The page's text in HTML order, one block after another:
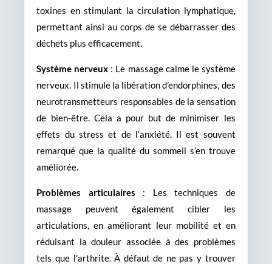
toxines en stimulant la circulation lymphatique,
permettant ainsi au corps de se débarrasser des
déchets plus efficacement.
Système nerveux : Le massage calme le système
nerveux. Il stimule la libération d’endorphines, des
neurotransmetteurs responsables de la sensation
de bien-être. Cela a pour but de minimiser les
effets du stress et de l’anxiété. Il est souvent
remarqué que la qualité du sommeil s’en trouve
améliorée.
Problèmes articulaires : Les techniques de
massage peuvent également cibler les
articulations, en améliorant leur mobilité et en
réduisant la douleur associée à des problèmes
tels que l’arthrite. À défaut de ne pas y trouver